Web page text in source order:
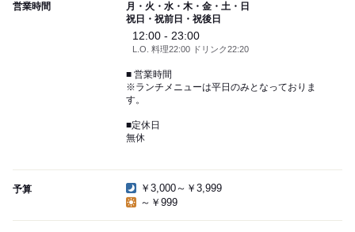
営業時間
月・火・水・木・金・土・日
祝日・祝前日・祝後日
12:00 - 23:00
L.O. 料理22:00 ドリンク22:20
■ 営業時間
※ランチメニューは平日のみとなっておりま
す。
■定休日
無休
予算
￥3,000～￥3,999
～￥999